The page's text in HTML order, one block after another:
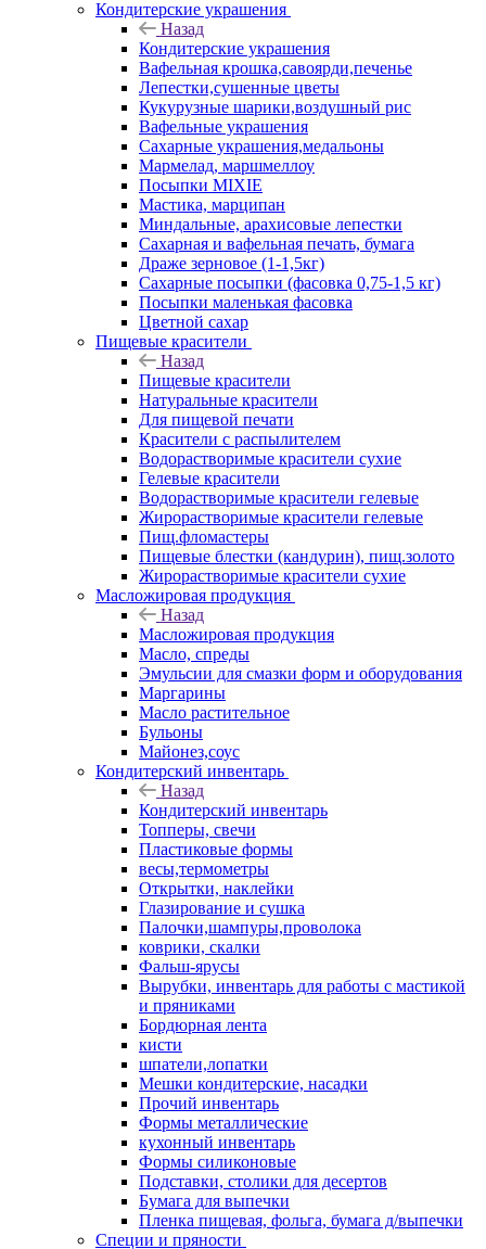
Кондитерские украшения
Назад
Кондитерские украшения
Вафельная крошка,савоярди,печенье
Лепестки,сушенные цветы
Кукурузные шарики,воздушный рис
Вафельные украшения
Сахарные украшения,медальоны
Мармелад, маршмеллоу
Посыпки MIXIE
Мастика, марципан
Миндальные, арахисовые лепестки
Сахарная и вафельная печать, бумага
Драже зерновое (1-1,5кг)
Сахарные посыпки (фасовка 0,75-1,5 кг)
Посыпки маленькая фасовка
Цветной сахар
Пищевые красители
Назад
Пищевые красители
Натуральные красители
Для пищевой печати
Красители с распылителем
Водорастворимые красители сухие
Гелевые красители
Водорастворимые красители гелевые
Жирорастворимые красители гелевые
Пищ.фломастеры
Пищевые блестки (кандурин), пищ.золото
Жирорастворимые красители сухие
Масложировая продукция
Назад
Масложировая продукция
Масло, спреды
Эмульсии для смазки форм и оборудования
Маргарины
Масло растительное
Бульоны
Майонез,соус
Кондитерский инвентарь
Назад
Кондитерский инвентарь
Топперы, свечи
Пластиковые формы
весы,термометры
Открытки, наклейки
Глазирование и сушка
Палочки,шампуры,проволока
коврики, скалки
Фальш-ярусы
Вырубки, инвентарь для работы с мастикой
и пряниками
Бордюрная лента
кисти
шпатели,лопатки
Мешки кондитерские, насадки
Прочий инвентарь
Формы металлические
кухонный инвентарь
Формы силиконовые
Подставки, столики для десертов
Бумага для выпечки
Пленка пищевая, фольга, бумага д/выпечки
Специи и пряности